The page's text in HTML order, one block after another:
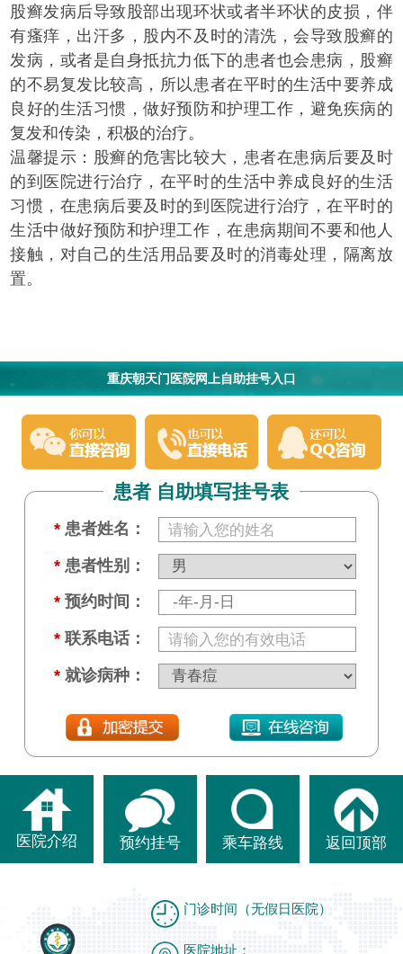
股癣发病后导致股部出现环状或者半环状的皮损，伴
有瘙痒，出汗多，股内不及时的清洗，会导致股癣的
发病，或者是自身抵抗力低下的患者也会患病，股癣
的不易复发比较高，所以患者在平时的生活中要养成
良好的生活习惯，做好预防和护理工作，避免疾病的
复发和传染，积极的治疗。
温馨提示：股癣的危害比较大，患者在患病后要及时
的到医院进行治疗，在平时的生活中养成良好的生活
习惯，在患病后要及时的到医院进行治疗，在平时的
生活中做好预防和护理工作，在患病期间不要和他人
接触，对自己的生活用品要及时的消毒处理，隔离放
置。
重庆朝天门医院网上自助挂号入口
患者 自助填写挂号表
* 患者姓名：
* 患者性别：
* 预约时间：
* 联系电话：
* 就诊病种：
医院介绍 预约挂号 乘车路线 返回顶部
门诊时间（无假日医院）
医院地址：